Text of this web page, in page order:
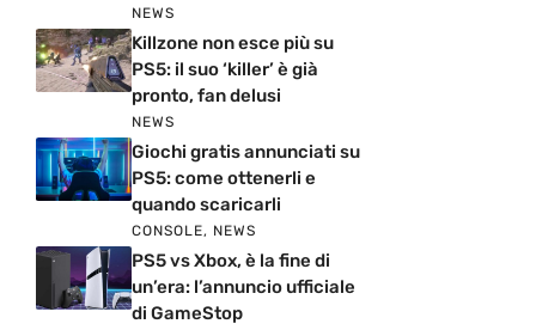
NEWS
Killzone non esce più su
PS5: il suo ‘killer’ è già
pronto, fan delusi
NEWS
Giochi gratis annunciati su
PS5: come ottenerli e
quando scaricarli
CONSOLE, NEWS
PS5 vs Xbox, è la fine di
un’era: l’annuncio ufficiale
di GameStop